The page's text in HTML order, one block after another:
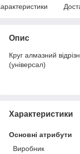
Опис
Круг алмазний
(універсал)
Характеристики
Основні атрибути
Виробник